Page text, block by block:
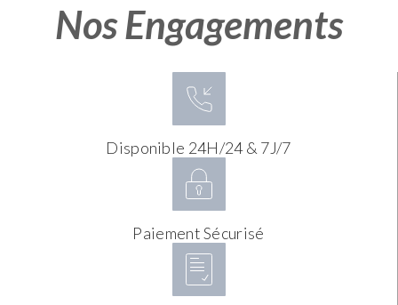
Nos Engagements
Disponible 24H/24 & 7J/7
Paiement Sécurisé